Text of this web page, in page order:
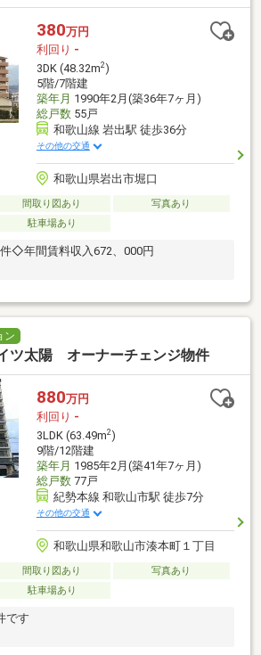
380万円
利回り -
3DK (48.32m2)
5階/7階建
築年月 1990年2月(築36年7ヶ月)
総戸数55戸
和歌山線 岩出駅 徒歩36分
その他の交通
和歌山県岩出市堀口
間取り図あり
写真あり
駐車場あり
◇年間賃料収入672、000円
ン
ツ太陽 オーナーチェンジ物件
880万円
利回り -
3LDK (63.49m2)
9階/12階建
築年月 1985年2月(築41年7ヶ月)
総戸数77戸
紀勢本線 和歌山市駅 徒歩7分
その他の交通
和歌山県和歌山市湊本町１丁目
間取り図あり
写真あり
駐車場あり
です